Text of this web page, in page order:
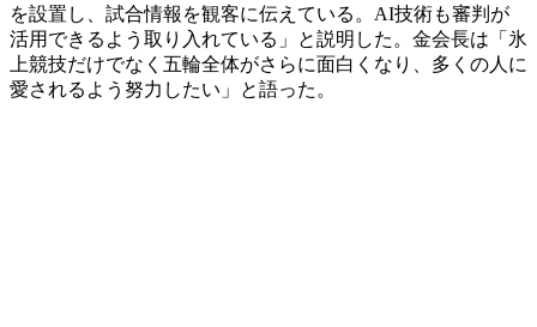
を設置し、試合情報を観客に伝えている。AI技術も審判が
活用できるよう取り入れている」と説明した。金会長は「氷
上競技だけでなく五輪全体がさらに面白くなり、多くの人に
愛されるよう努力したい」と語った。